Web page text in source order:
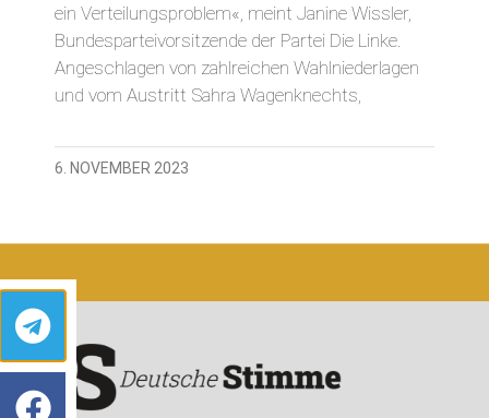
ein Verteilungsproblem«, meint Janine Wissler,
Bundesparteivorsitzende der Partei Die Linke.
Angeschlagen von zahlreichen Wahlniederlagen
und vom Austritt Sahra Wagenknechts,
6. NOVEMBER 2023